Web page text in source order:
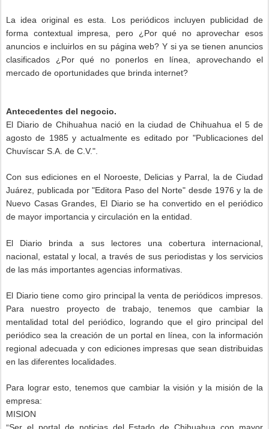
La idea original es esta. Los periódicos incluyen publicidad de
forma contextual impresa, pero ¿Por qué no aprovechar esos
anuncios e incluirlos en su página web? Y si ya se tienen anuncios
clasificados ¿Por qué no ponerlos en línea, aprovechando el
mercado de oportunidades que brinda internet?
Antecedentes del negocio.
El Diario de Chihuahua nació en la ciudad de Chihuahua el 5 de
agosto de 1985 y actualmente es editado por "Publicaciones del
Chuvíscar S.A. de C.V.".
Con sus ediciones en el Noroeste, Delicias y Parral, la de Ciudad
Juárez, publicada por "Editora Paso del Norte" desde 1976 y la de
Nuevo Casas Grandes, El Diario se ha convertido en el periódico
de mayor importancia y circulación en la entidad.
El Diario brinda a sus lectores una cobertura internacional,
nacional, estatal y local, a través de sus periodistas y los servicios
de las más importantes agencias informativas.
El Diario tiene como giro principal la venta de periódicos impresos.
Para nuestro proyecto de trabajo, tenemos que cambiar la
mentalidad total del periódico, logrando que el giro principal del
periódico sea la creación de un portal en línea, con la información
regional adecuada y con ediciones impresas que sean distribuidas
en las diferentes localidades.
Para lograr esto, tenemos que cambiar la visión y la misión de la
empresa:
MISION
“